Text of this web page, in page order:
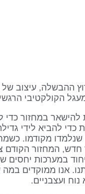
להישאר
כדי להביא לידי
מקודמו.
חדש, המחזור
במערכות יחסים
אנו ממוקדים
נוח ועצבניים.